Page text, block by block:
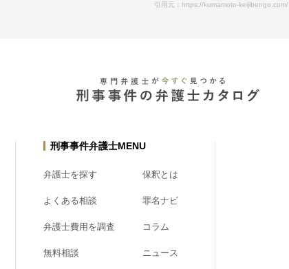
引用元：https://kumamoto-keijibengo.com/
刑事事件弁護士MENU
弁護士を探す
よくある相談
弁護士費用を調査
無料相談
保釈とは
罪名ナビ
コラム
ニュース